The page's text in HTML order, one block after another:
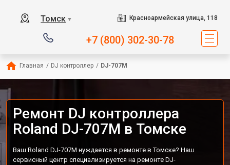
Томск ▼ Красноармейская улица, 118
+7 (800) 302-30-78
Главная / DJ контроллер / DJ-707M
Ремонт DJ контроллера
Roland DJ-707M в Томске
Ваш Roland DJ-707M нуждается в ремонте в Томске? Наш
сервисный центр специализируется на ремонте DJ-